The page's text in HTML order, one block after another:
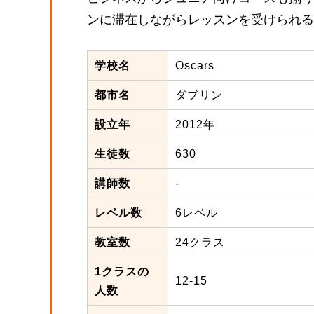
ンに滞在しながらレッスンを受けられ
学校名 Oscars
都市名 ダブリン
設立年 2012年
生徒数 630
講師数 -
レベル数 6レベル
教室数 24クラス
1クラスの
人数
12-15